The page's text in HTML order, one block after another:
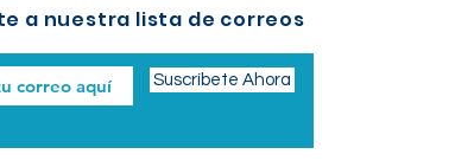
a nuestra lista de correos
Suscríbete Ahora